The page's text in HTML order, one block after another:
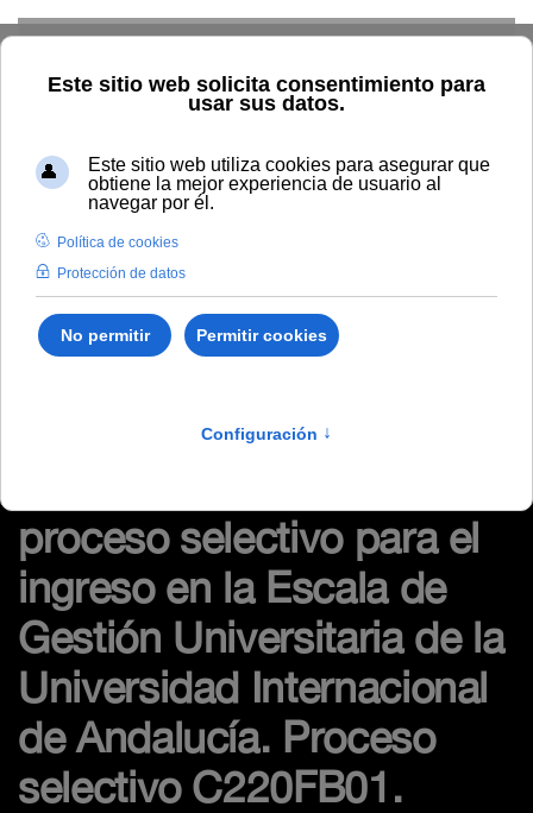
Inicio Tablón de anuncios de RRHH
Acuerdo de 3 de
marzo de 2023, del Tribunal encargado de valorar el proceso
la Universidad Internacional de Andalucía. Proceso selectivo
C220FB01.
2023, del Tribunal
proceso selectivo para el
ingreso en la Escala de
Gestión Universitaria de la
Universidad Internacional
de Andalucía. Proceso
selectivo C220FB01.